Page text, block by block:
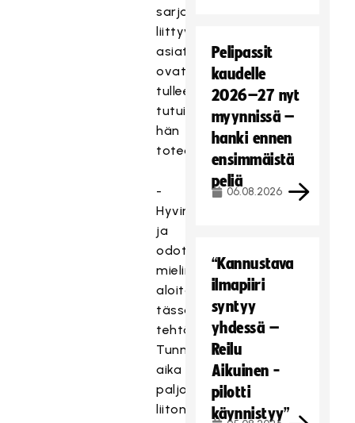
sarjatoimintaan
liittyvät
asiat
ovat
tulleet
tutuiksi,
hän
toteaa.
-
Hyvin
ja
odottavin
mielin
aloitan
tässä
tehtävässä.
Tunnen
aika
paljon
liiton
Pelipassit
kaudelle
2026–27 nyt
myynnissä –
hanki ennen
ensimmäistä
peliä
06.08.2026
“Kannustava
ilmapiiri
syntyy
yhdessä –
Reilu
Aikuinen -
pilotti
käynnistyy”